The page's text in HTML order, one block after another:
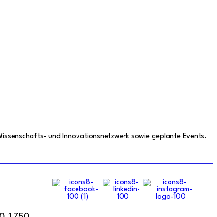
und Innovationsnetzwerk sowie geplante Events.